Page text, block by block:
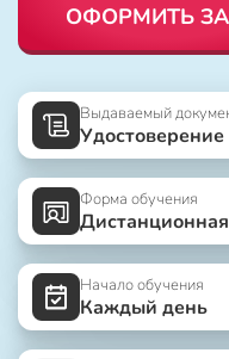
ОФОРМИТЬ
Выдаваемый
Удостоверение
Форма обучения
Дистанционная
Начало обучения
Каждый день